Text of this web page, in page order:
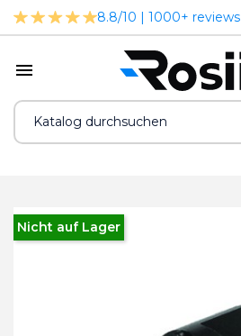
8.8/10 | 1000+ reviews
Nicht auf Lager